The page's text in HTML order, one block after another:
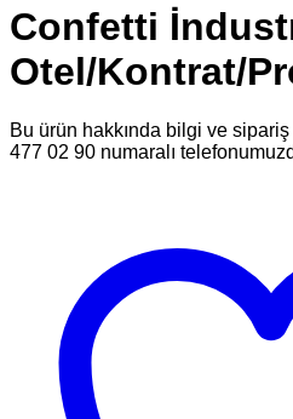
Confetti
Otel/Kontrat/
Bu ürün hakkında bilgi ve
477 02 90 numaralı